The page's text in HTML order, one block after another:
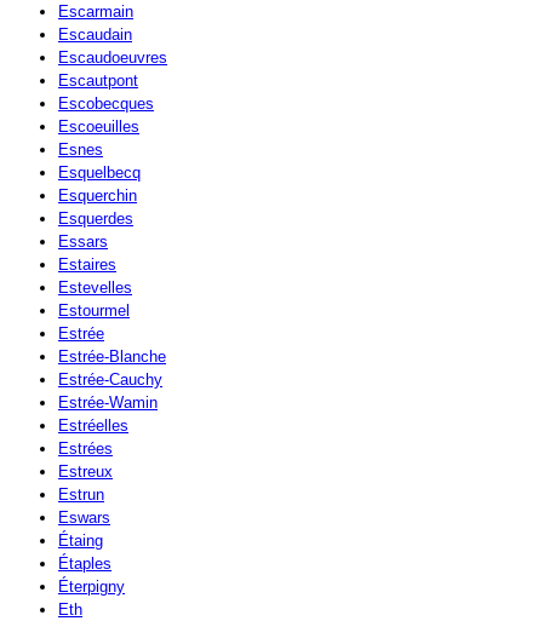
Escarmain
Escaudain
Escaudoeuvres
Escautpont
Escobecques
Escoeuilles
Esnes
Esquelbecq
Esquerchin
Esquerdes
Essars
Estaires
Estevelles
Estourmel
Estrée
Estrée-Blanche
Estrée-Cauchy
Estrée-Wamin
Estréelles
Estrées
Estreux
Estrun
Eswars
Étaing
Étaples
Éterpigny
Eth